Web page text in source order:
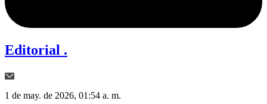
Editorial .
1 de may. de 2026, 01:54 a. m.